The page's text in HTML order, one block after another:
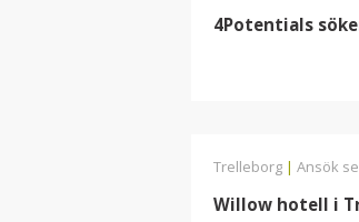
4Potentials
Trelleborg | Ansök
Willow hotell i